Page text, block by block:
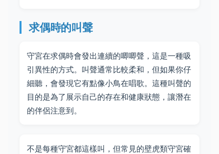
求偶時的叫聲
守宮在求偶時會發出連續的唧唧聲，這是一種吸
引異性的方式。叫聲通常比較柔和，但如果你仔
細聽，會發現它有點像小鳥在唱歌。這種叫聲的
目的是為了展示自己的存在和健康狀態，讓潛在
的伴侶注意到。
不是每種守宮都這樣叫，但常見的壁虎類守宮確